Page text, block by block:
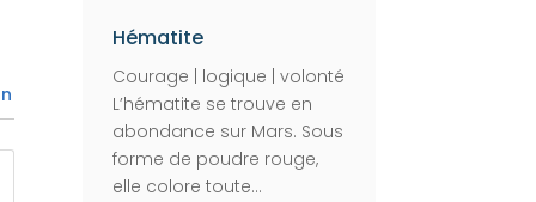
Hématite
Courage | logique | volonté
L’hématite se trouve en
abondance sur Mars. Sous
forme de poudre rouge,
elle colore toute...